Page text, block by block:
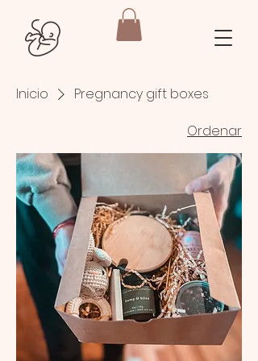
Inicio
Pregnancy gift boxes
Ordenar